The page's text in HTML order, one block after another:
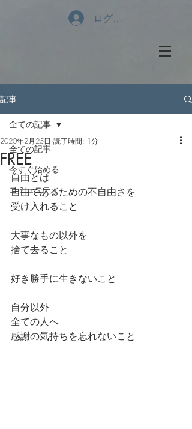
ログイン
記事
全ての記事
今すぐ始める
コミュニティ
全ての記事
FREE
2020年2月25日 読了時間: 1分
自由とは
自由であるための不自由さを
受け入れること
大事なもの以外を
捨て去ること
好き勝手に生きないこと
自分以外
全ての人へ
感謝の気持ちを忘れないこと